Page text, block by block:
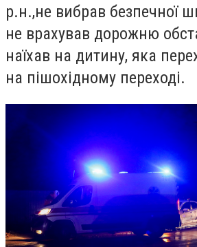
р.н.,не вибрав безпечної
не врахував дорожню
наїхав на дитину, яка
на пішохідному переході.